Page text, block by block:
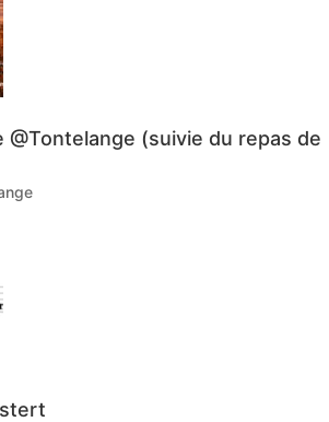
@Tontelange (suivie du repas de